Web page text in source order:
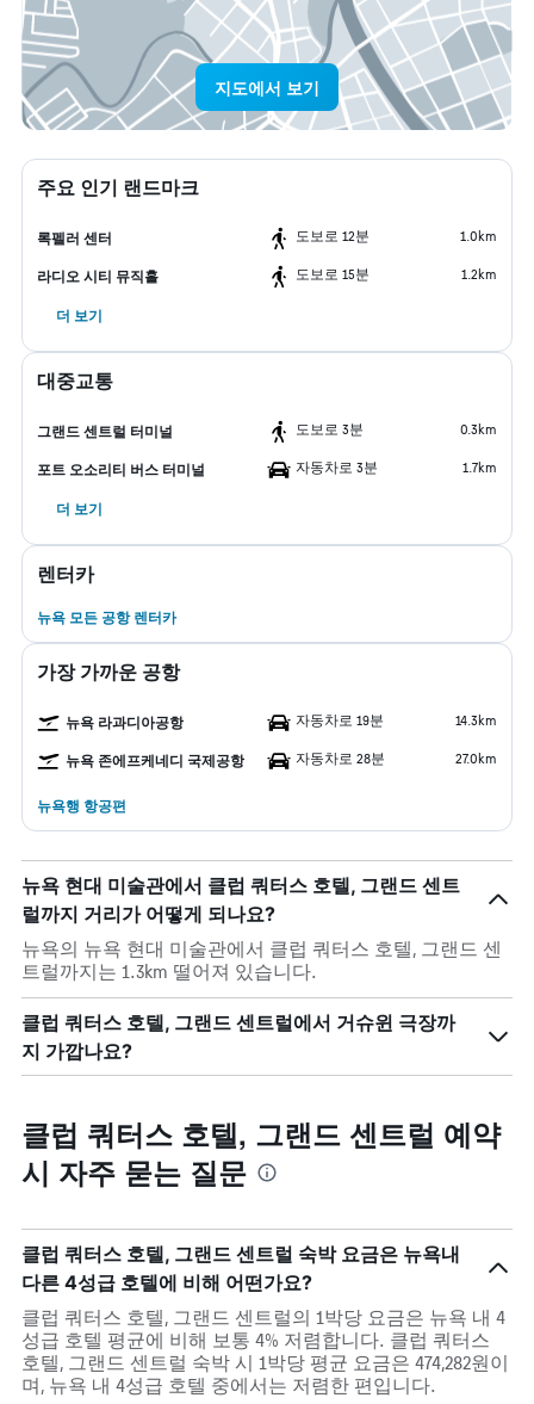
지도에서 보기
주요 인기 랜드마크
록펠러 센터 도보로 12분 1.0km
라디오 시티 뮤직홀 도보로 15분 1.2km
더 보기
대중교통
그랜드 센트럴 터미널 도보로 3분 0.3km
포트 오소리티 버스 터미널 자동차로 3분 1.7km
더 보기
렌터카
뉴욕 모든 공항 렌터카
가장 가까운 공항
뉴욕 라과디아공항 자동차로 19분 14.3km
뉴욕 존에프케네디 국제공항 자동차로 28분 27.0km
뉴욕행 항공편
뉴욕 현대 미술관에서 클럽 쿼터스 호텔, 그랜드 센트
럴까지 거리가 어떻게 되나요?
뉴욕의 뉴욕 현대 미술관에서 클럽 쿼터스 호텔, 그랜드 센
트럴까지는 1.3km 떨어져 있습니다.
클럽 쿼터스 호텔, 그랜드 센트럴에서 거슈윈 극장까
지 가깝나요?
클럽 쿼터스 호텔, 그랜드 센트럴 예약
시 자주 묻는 질문
클럽 쿼터스 호텔, 그랜드 센트럴 숙박 요금은 뉴욕내
다른 4성급 호텔에 비해 어떤가요?
클럽 쿼터스 호텔, 그랜드 센트럴의 1박당 요금은 뉴욕 내 4
성급 호텔 평균에 비해 보통 4% 저렴합니다. 클럽 쿼터스
호텔, 그랜드 센트럴 숙박 시 1박당 평균 요금은 474,282원이
며, 뉴욕 내 4성급 호텔 중에서는 저렴한 편입니다.